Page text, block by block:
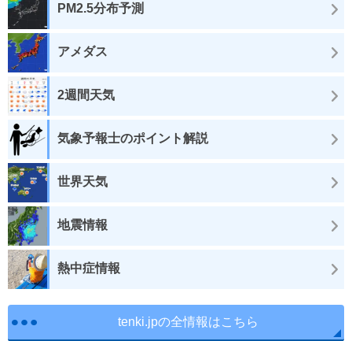
PM2.5分布予測
アメダス
2週間天気
気象予報士のポイント解説
世界天気
地震情報
熱中症情報
tenki.jpの全情報はこちら